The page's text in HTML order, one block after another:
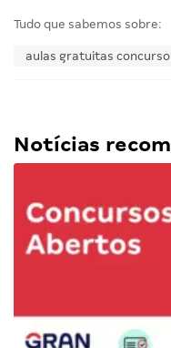
Tudo que sabemos sobre:
aulas gratuitas concurso
Notícias